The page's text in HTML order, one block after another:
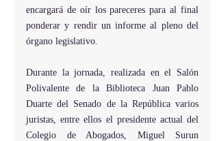
encargará de oír los pareceres para al final
ponderar y rendir un informe al pleno del
órgano legislativo.
Durante la jornada, realizada en el Salón
Polivalente de la Biblioteca Juan Pablo
Duarte del Senado de la República varios
juristas, entre ellos el presidente actual del
Colegio de Abogados, Miguel Surun